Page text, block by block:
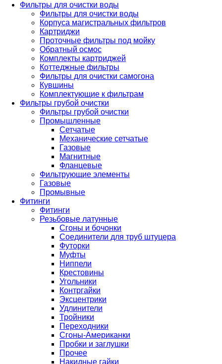
Фильтры для очистки воды
Фильтры для очистки воды
Корпуса магистральных фильтров
Картриджи
Проточные фильтры под мойку
Обратный осмос
Комплекты картриджей
Коттеджные фильтры
Фильтры для очистки самогона
Кувшины
Комплектующие к фильтрам
Фильтры грубой очистки
Фильтры грубой очистки
Промышленные
Сетчатые
Механические сетчатые
Газовые
Магнитные
Фланцевые
Фильтрующие элементы
Газовые
Промывные
Фитинги
Фитинги
Резьбовые латунные
Сгоны и бочонки
Соединители для труб штуцера
Футорки
Муфты
Ниппели
Крестовины
Угольники
Контргайки
Эксцентрики
Удлинители
Тройники
Переходники
Сгоны-Американки
Пробки и заглушки
Прочее
Накидные гайки